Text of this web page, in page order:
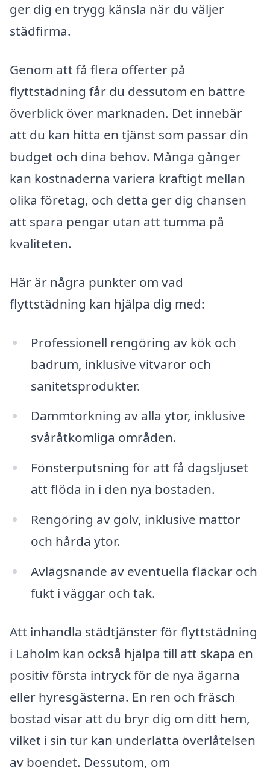
ger dig en trygg känsla när du väljer
städfirma.
Genom att få flera offerter på
flyttstädning får du dessutom en bättre
överblick över marknaden. Det innebär
att du kan hitta en tjänst som passar din
budget och dina behov. Många gånger
kan kostnaderna variera kraftigt mellan
olika företag, och detta ger dig chansen
att spara pengar utan att tumma på
kvaliteten.
Här är några punkter om vad
flyttstädning kan hjälpa dig med:
Professionell rengöring av kök och
badrum, inklusive vitvaror och
sanitetsprodukter.
Dammtorkning av alla ytor, inklusive
svåråtkomliga områden.
Fönsterputsning för att få dagsljuset
att flöda in i den nya bostaden.
Rengöring av golv, inklusive mattor
och hårda ytor.
Avlägsnande av eventuella fläckar och
fukt i väggar och tak.
Att inhandla städtjänster för flyttstädning
i Laholm kan också hjälpa till att skapa en
positiv första intryck för de nya ägarna
eller hyresgästerna. En ren och fräsch
bostad visar att du bryr dig om ditt hem,
vilket i sin tur kan underlätta överlåtelsen
av boendet. Dessutom, om